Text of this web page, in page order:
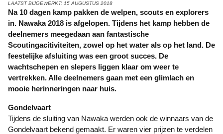
LAATST BIJGEWERKT: 15 AUGUSTUS 2018
Na 10 dagen kamp pakken de welpen, scouts en explorers
in. Nawaka 2018 is afgelopen. Tijdens het kamp hebben de
deelnemers meegedaan aan fantastische
Scoutingacitiviteiten, zowel op het water als op het land. De
feestelijke afsluiting was een groot succes. De
wachtschepen en slepers liggen klaar om weer te
vertrekken. Alle deelnemers gaan met een glimlach en
mooie herinneringen naar huis.
Gondelvaart
Tijdens de sluiting van Nawaka werden ook de winnaars van de
Gondelvaart bekend gemaakt. Er waren vier prijzen te verdelen